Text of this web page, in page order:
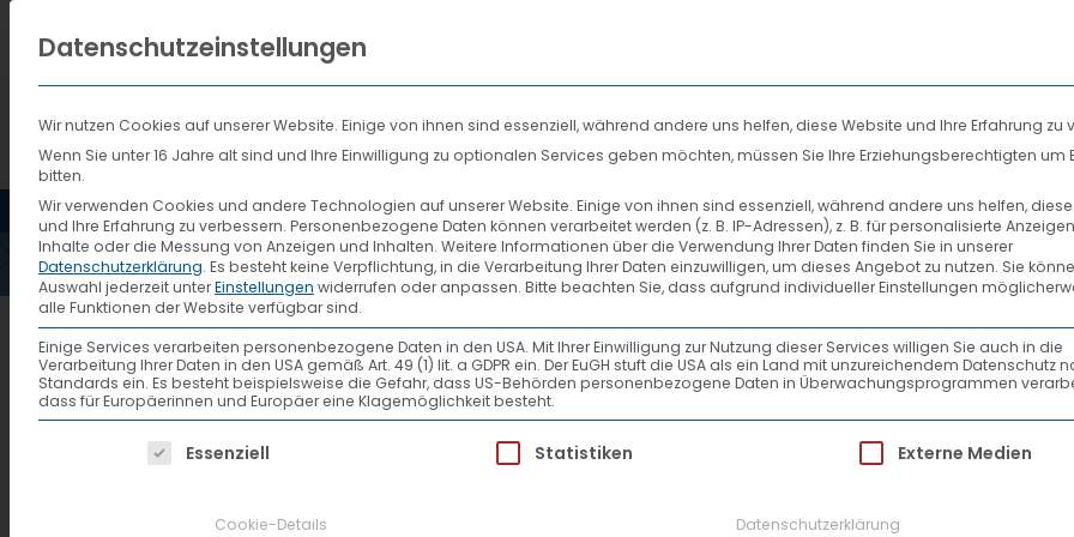
HOME AKTUELLES VTL DIENSTLEISTUNGEN SYSTEMPARTNER
PRESSEMELDUNGEN
VTL macht Führungskräfte-Nachwuchs fit
Cargo-Family und Duale Hochschule Baden-Württemberg kooperieren in
Wege. Um ihr praktisches Ausbildungskonzept für künftige Führungskräfte
Datenschutzeinstellungen
Wir nutzen Cookies auf unserer Website. Einige von ihnen sind essenziell, während andere uns helfen, diese Website und Ihre Erfahrung zu
Wenn Sie unter 16 Jahre alt sind und Ihre Einwilligung zu optionalen Services geben möchten, müssen Sie Ihre Erziehungsberechtigten um
bitten.
Wir verwenden Cookies und andere Technologien auf unserer Website. Einige von ihnen sind essenziell, während andere uns helfen,
und Ihre Erfahrung zu verbessern. Personenbezogene Daten können verarbeitet werden (z. B. IP-Adressen), z. B. für personalisierte
Inhalte oder die Messung von Anzeigen und Inhalten. Weitere Informationen über die Verwendung Ihrer Daten finden Sie in unserer
Datenschutzerklärung. Es besteht keine Verpflichtung, in die Verarbeitung Ihrer Daten einzuwilligen, um dieses Angebot zu nutzen. Sie
Auswahl jederzeit unterEinstellungen widerrufen oder anpassen. Bitte beachten Sie, dass aufgrund individueller Einstellungen
alle Funktionen der Website verfügbar sind.
Einige Services verarbeiten personenbezogene Daten in den USA. Mit Ihrer Einwilligung zur Nutzung dieser Services willigen Sie auch in die
Verarbeitung Ihrer Daten in den USA gemäß Art. 49 (1) lit. a GDPR ein. Der EuGH stuft die USA als ein Land mit unzureichendem Datenschutz
Standards ein. Es besteht beispielsweise die Gefahr, dass US-Behörden personenbezogene Daten in Überwachungsprogrammen
dass für Europäerinnen und Europäer eine Klagemöglichkeit besteht.
Es folgt eine Liste der Service-Gruppen, für die eine Einwilligung erteilt werden
Essenziell Statistiken Externe Medien
Cookie-Details Datenschutzerklärung